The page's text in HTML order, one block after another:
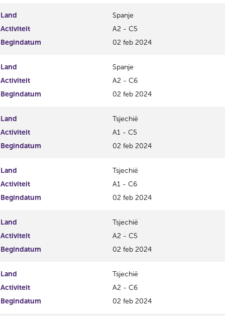
Land
Spanje
Activiteit
A2 - C5
Begindatum
02 feb 2024
Land
Spanje
Activiteit
A2 - C6
Begindatum
02 feb 2024
Land
Tsjechië
Activiteit
A1 - C5
Begindatum
02 feb 2024
Land
Tsjechië
Activiteit
A1 - C6
Begindatum
02 feb 2024
Land
Tsjechië
Activiteit
A2 - C5
Begindatum
02 feb 2024
Land
Tsjechië
Activiteit
A2 - C6
Begindatum
02 feb 2024